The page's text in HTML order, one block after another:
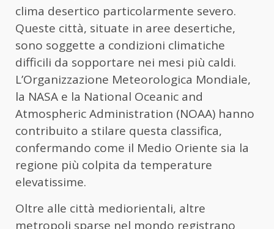
clima desertico particolarmente severo.
Queste città, situate in aree desertiche,
sono soggette a condizioni climatiche
difficili da sopportare nei mesi più caldi.
L’Organizzazione Meteorologica Mondiale,
la NASA e la National Oceanic and
Atmospheric Administration (NOAA) hanno
contribuito a stilare questa classifica,
confermando come il Medio Oriente sia la
regione più colpita da temperature
elevatissime.
Oltre alle città mediorientali, altre
metropoli sparse nel mondo registrano